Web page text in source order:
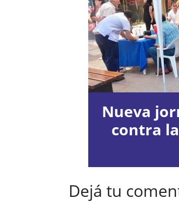
Nueva
contra
Dejá tu